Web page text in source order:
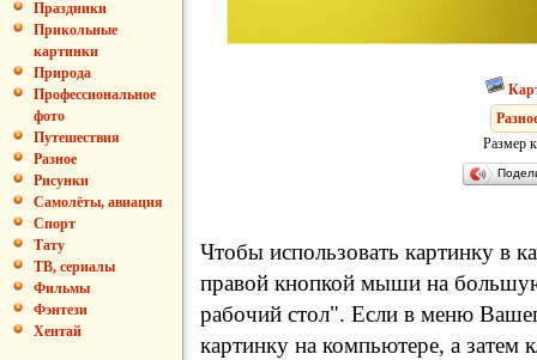
Праздники
Прикольные
картинки
Природа
Профессиональное
фото
Путешествия
Разное
Рисунки
Самолёты, авиация
Спорт
Тату
ТВ, сериалы
Фильмы
Фэнтези
Хентай
Размер
Чтобы использовать картинку в
правой кнопкой мыши на
рабочий стол". Если в меню
картинку на компьютере, а затем